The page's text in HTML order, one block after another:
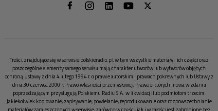
Treści, znajdujące się w serwisie polskieradio.pl, w tym wszystkie materiały i ich części oraz
poszczególne elementy samego serwisu mają charakter utworów lub wytworów objętych
ochroną Ustawy z dnia 4 lutego 1994 r. o prawie autorskim i prawach pokrewnych lub Ustawy z
dnia 30 czerwca 2000 r. Prawo własności przemysłowej. Prawa o których mowa w zdaniu
poprzedzającym przysługują Polskiemu Radiu S.A. w likwidacji lub podmiotom trzecim.
Jakiekolwiek kopiowanie, zapisywanie, powielanie, reprodukowanie oraz rozpowszechnianie